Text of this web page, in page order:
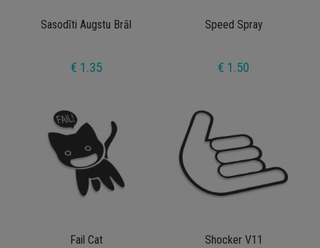
Sasodīti Augstu Brāl
€ 1.35
Speed Spray
€ 1.50
Fail Cat Shocker V11